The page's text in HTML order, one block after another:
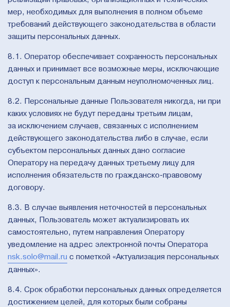
мер, необходимых для выполнения в полном объеме
требований действующего законодательства в области
защиты персональных данных.
8.1. Оператор обеспечивает сохранность персональных
данных и принимает все возможные меры, исключающие
доступ к персональным данным неуполномоченных лиц.
8.2. Персональные данные Пользователя никогда, ни при
каких условиях не будут переданы третьим лицам,
за исключением случаев, связанных с исполнением
действующего законодательства либо в случае, если
субъектом персональных данных дано согласие
Оператору на передачу данных третьему лицу для
исполнения обязательств по гражданско-правовому
договору.
8.3. В случае выявления неточностей в персональных
данных, Пользователь может актуализировать их
самостоятельно, путем направления Оператору
уведомление на адрес электронной почты Оператора
nsk.solo@mail.ru с пометкой «Актуализация персональных
данных».
8.4. Срок обработки персональных данных определяется
достижением целей, для которых были собраны